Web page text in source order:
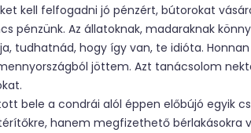
kell felfogadni jó pénzért, bútorokat
pénzünk. Az állatoknak, madaraknak
tudhatnád, hogy így van, te idióta.
jöttem. Azt tanácsolom
bele a condrái alól éppen előbújó egyik
hanem megfizethető bérlakásokra